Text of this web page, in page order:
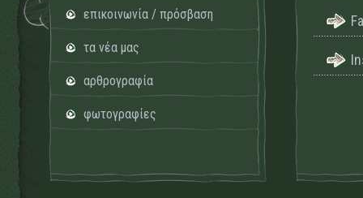
επικοινωνία / πρόσβαση
τα νέα μας
αρθρογραφία
φωτογραφίες